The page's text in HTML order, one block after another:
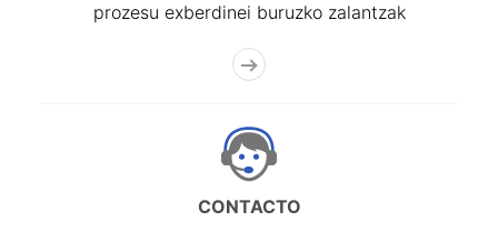
prozesu exberdinei buruzko zalantzak
CONTACTO